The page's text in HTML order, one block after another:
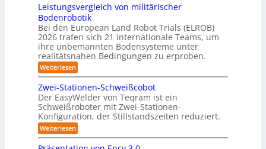
6m
3
D
-
S
t
e
r
e
o
-
K
a
m
u
t
t
l
e
-
S
y
s
t
e
m
f
Leistungsvergleich von militärischer
Bodenrobotik
Bei den European Land Robot Trials (ELROB)
2026 trafen sich 21 internationale Teams, um
ihre unbemannten Bodensysteme unter
realitätsnahen Bedingungen zu erproben.
Weiterlesen:
L
e
i
s
t
u
n
g
s
Zwei-Stationen-Schweißcobot
Der EasyWelder von Teqram ist ein
Schweißroboter mit Zwei-Stationen-
Konfiguration, der Stillstandszeiten reduziert.
Weiterlesen:
Z
w